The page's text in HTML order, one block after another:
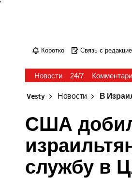
'
Коротко Связь с
Новости 24/7
Vesty Новости В
США
службу в